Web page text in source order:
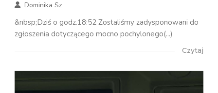
Dominika Sz
&nbsp;Dziś o godz.18:52 Zostaliśmy zadysponowani do
zgłoszenia dotyczącego mocno pochylonego(...)
Czytaj